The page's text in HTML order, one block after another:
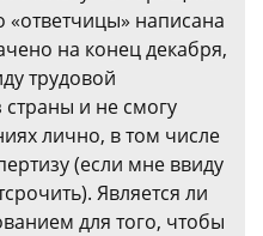
«ответчицы» написана
на конец декабря,
трудовой
страны и не смогу
лично, в том числе
(если мне ввиду
Является ли
для того, чтобы